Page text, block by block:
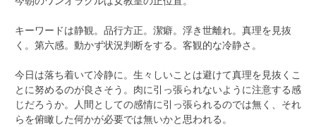
キーワードは静観。品行方正。潔癖。浮き世離れ。真理を見抜
く。第六感。動かず状況判断をする。客観的な冷静さ。
今日は落ち着いて冷静に。生々しいことは避けて真理を見抜くこ
とに努めるのが良さそう。肉に引っ張られないように注意する感
じだろうか。人間としての感情に引っ張られるのでは無く、それ
らを俯瞰した何かが必要では無いかと思われる。